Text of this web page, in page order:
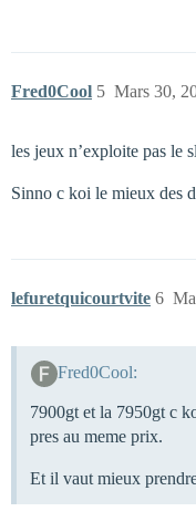
Fred0Cool Mars 30,
5
les jeux n’exploite pas le
Sinno c koi le mieux des
lefuretquicourtvite 6
Fred0Cool:
7900gt et la 7950gt c
pres au meme prix.
Et il vaut mieux